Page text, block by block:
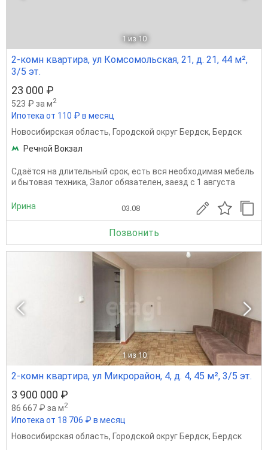
1 из 10
2-комн квартира, ул Комсомольская, 21, д. 21, 44 м²,
3/5 эт.
23 000 ₽
523 ₽ за м2
Ипотека от 110 ₽ в месяц
Новосибирская область, Городской округ Бердск, Бердск
Речной Вокзал
Сдаётся на длительный срок, есть вся необходимая мебель
и бытовая техника, Залог обязателен, заезд с 1 августа
Ирина 03.08
Позвонить
1 из 10
2-комн квартира, ул Микрорайон, 4, д. 4, 45 м², 3/5 эт.
3 900 000 ₽
86 667 ₽ за м2
Ипотека от 18 706 ₽ в месяц
Новосибирская область, Городской округ Бердск, Бердск